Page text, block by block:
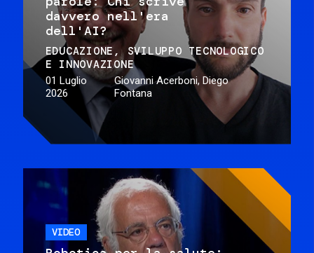
davvero nell'era
dell'AI?
EDUCAZIONE
SVILUPPO TECNOLOGICO
E INNOVAZIONE
01 Luglio
2026
Giovanni Acerboni, Diego
Fontana
VIDEO